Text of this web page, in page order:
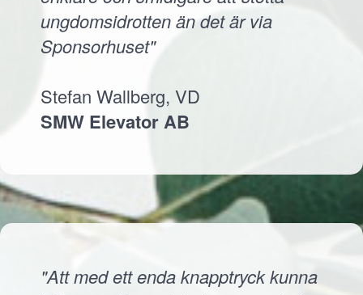
ungdomsidrotten än det är via
Sponsorhuset"
Stefan Wallberg, VD
SMW Elevator AB
"Att med ett enda knapptryck kunna